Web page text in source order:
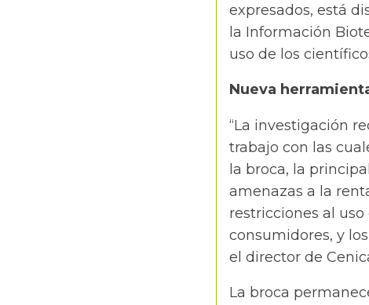
expresados, está
la Información
uso de los
Nueva
“La investigación
trabajo con las
la broca, la
amenazas a la
restricciones al
consumidores, y
el director de
La broca